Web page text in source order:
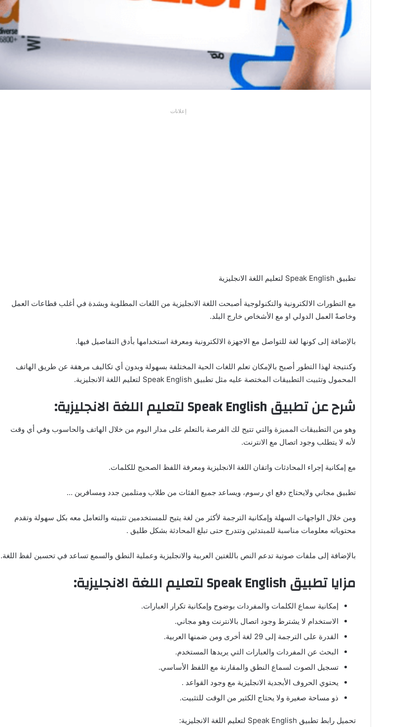
إعلانات
تطبيق Speak English لتعليم اللغة الانجليزية
مع التطورات الالكترونية والتكنولوجية أصبحت اللغة الانجليزية من اللغات المطلوبة وبشدة في أغلب قطاعات العمل
وخاصةً العمل الدولي او مع الأشخاص خارج البلد.
بالإضافة إلى كونها لغة للتواصل مع الاجهزة الالكترونية ومعرفة استخدامها بأدق التفاصيل فيها.
وكنتيجة لهذا التطور أصبح بالإمكان تعلم اللغات الحية المختلفة بسهولة وبدون أي تكاليف مرهقة عن طريق الهاتف
المحمول وتثبيت التطبيقات المختصة عليه مثل تطبيق Speak English لتعليم اللغة الانجليزية.
شرح عن تطبيق Speak English لتعليم اللغة الانجليزية:
وهو من التطبيقات المميزة والتي تتيح لك الفرصة بالتعلم على مدار اليوم من خلال الهاتف والحاسوب وفي أي وقت
لأنه لا يتطلب وجود اتصال مع الانترنت.
مع إمكانية إجراء المحادثات واتقان اللغة الانجليزية ومعرفة اللفظ الصحيح للكلمات.
تطبيق مجاني ولايحتاج دفع اي رسوم، ويساعد جميع الفئات من طلاب ومتلمين جدد ومسافرين …
ومن خلال الواجهات السهلة وإمكانية الترجمة لأكثر من لغة يتيح للمستخدمين تثبيته والتعامل معه بكل سهولة وتقدم
محتوياته معلومات مناسبة للمبتدئين وتتدرج حتى تبلغ المحادثة بشكل طليق .
بالإضافة إلى ملفات صوتية تدعم النص باللغتين العربية والانجليزية وعملية النطق والسمع تساعد في تحسين لفظ اللغة.
مزايا تطبيق Speak English لتعليم اللغة الانجليزية:
إمكانية سماع الكلمات والمفردات بوضوح وإمكانية تكرار العبارات.
الاستخدام لا يشترط وجود اتصال بالانترنت وهو مجاني.
القدرة على الترجمة إلى 29 لغة أخرى ومن ضمنها العربية.
البحث عن المفردات والعبارات التي يريدها المستخدم.
تسجيل الصوت لسماع النطق والمقارنة مع اللفظ الأساسي.
يحتوي الحروف الأبجدية الانجليزية مع وجود القواعد .
ذو مساحة صغيرة ولا يحتاج الكثير من الوقت للتثبيت.
تحميل رابط تطبيق Speak English لتعليم اللغة الانجليزية: